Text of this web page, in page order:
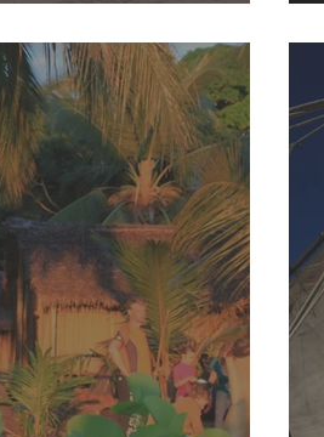
et des odeurs